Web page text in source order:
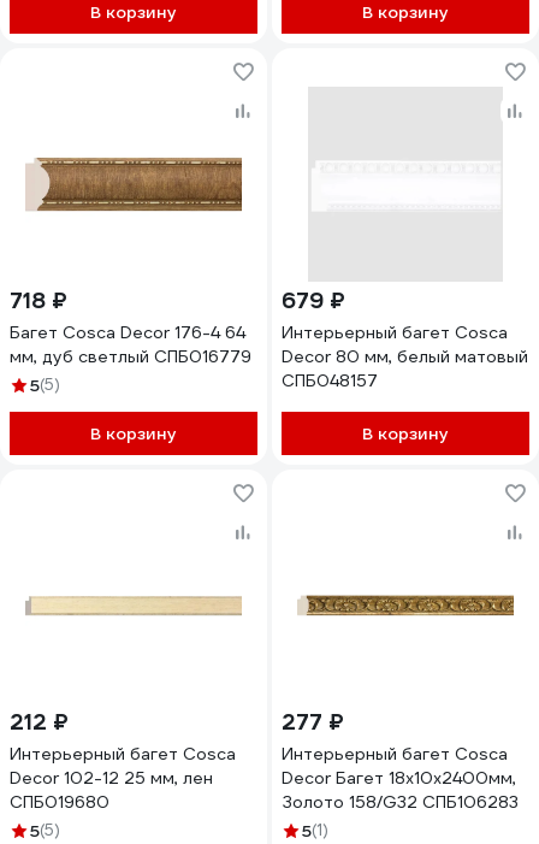
В корзину В корзину
718 ₽
Багет Cosca Decor 176-4 64
мм, дуб светлый СПБ016779
5(5)
В корзину
679 ₽
Интерьерный багет Cosca
Decor 80 мм, белый матовый
СПБ048157
В корзину
212 ₽
Интерьерный багет Cosca
Decor 102-12 25 мм, лен
СПБ019680
5(5)
277 ₽
Интерьерный багет Cosca
Decor Багет 18x10x2400мм,
Золото 158/G32 СПБ106283
5(1)